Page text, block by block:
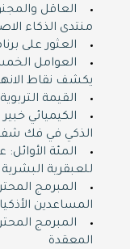
العاقل
منتدى الذكاء
العثور على
العوامل
يكشف نقاط
القيمة
الكيميائي
الذكي في فك
المئة
للعبقرية البشرية
المبرمج
المساعدين
المبرمج
المعقدة